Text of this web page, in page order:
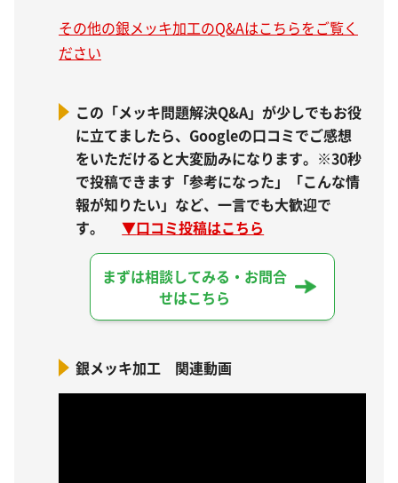
その他の銀メッキ加工のQ&Aはこちらをご覧く
ださい
この「メッキ問題解決Q&A」が少しでもお役
に立てましたら、Googleの口コミでご感想
をいただけると大変励みになります。※30秒
で投稿できます「参考になった」「こんな情
報が知りたい」など、一言でも大歓迎で
す。▼口コミ投稿はこちら
まずは相談してみる・お問合
せはこちら
銀メッキ加工 関連動画